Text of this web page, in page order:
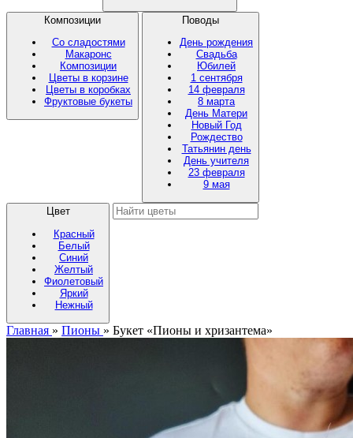
Композиции
Со сладостями
Макаронс
Композиции
Цветы в корзине
Цветы в коробках
Фруктовые букеты
Поводы
День рождения
Свадьба
Юбилей
1 сентября
14 февраля
8 марта
День Матери
Новый Год
Рождество
Татьянин день
День учителя
23 февраля
9 мая
Цвет
Красный
Белый
Синий
Желтый
Фиолетовый
Яркий
Нежный
Главная » Пионы » Букет «Пионы и хризантема»